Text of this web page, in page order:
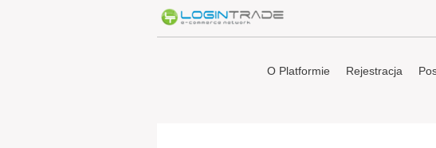
O Platformie Rejestracja